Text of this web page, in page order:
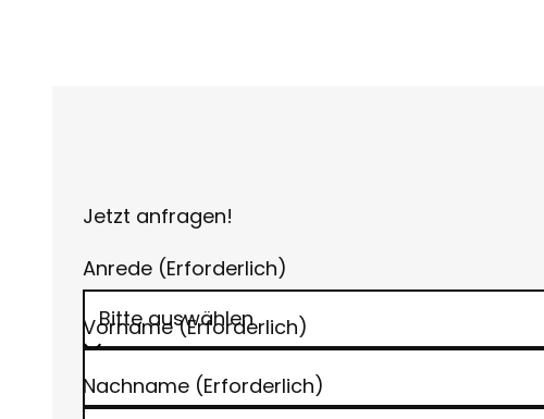
Jetzt anfragen!
Anrede (Erforderlich)
Vorname(Erforderlich)
Nachname (Erforderlich)